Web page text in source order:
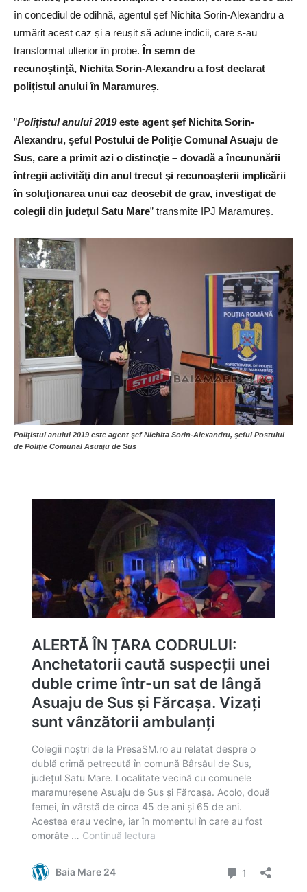
în concediul de odihnă, agentul șef Nichita Sorin-Alexandru a
urmărit acest caz și a reușit să adune indicii, care s-au
transformat ulterior în probe. În semn de
recunoștință, Nichita Sorin-Alexandru a fost declarat
polițistul anului în Maramureș.
”Poliţistul anului 2019este agent şef Nichita Sorin-
Alexandru, şeful Postului de Poliţie Comunal Asuaju de
Sus, care a primit azi o distincţie – dovadă a încununării
întregii activităţi din anul trecut şi recunoaşterii implicării
în soluţionarea unui caz deosebit de grav, investigat de
colegii din judeţul Satu Mare” transmite IPJ Maramureș.
Poliţistul anului 2019 este agent şef Nichita Sorin-Alexandru, şeful Postului
de Poliţie Comunal Asuaju de Sus